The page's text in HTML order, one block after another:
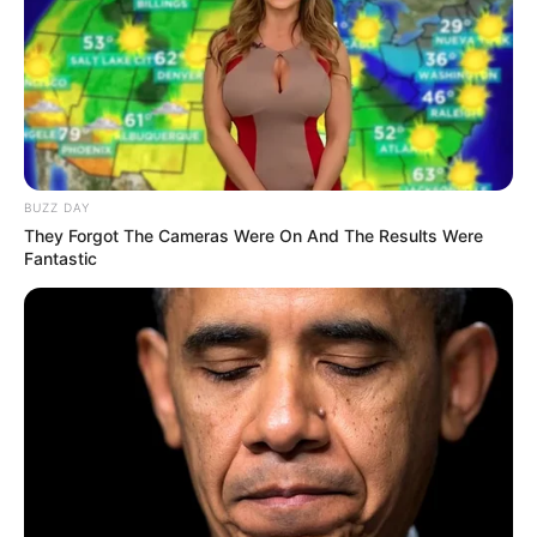
Selain aktris, ia juga berprofesi sebagai model dan presenter.
Taskya pernah membawakan programaLifestyleMLDSPORT
TV(2019) yang tayang di NET. TV.
Baca juga:Biodata, Profil, dan Fakta Khifnu
BUZZ DAY
They Forgot The Cameras Were On And The Results Were
Fantastic